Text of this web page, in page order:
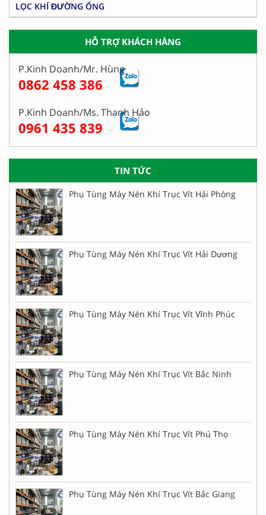
LỌC KHÍ ĐƯỜNG ỐNG
HỖ TRỢ KHÁCH HÀNG
P.Kinh Doanh/Mr. Hùng
0862 458 386
P.Kinh Doanh/Ms. Thanh Hảo
0961 435 839
TIN TỨC
Phụ Tùng Máy Nén Khí Trục Vít Hải Phòng
Phụ Tùng Máy Nén Khí Trục Vít Hải Dương
Phụ Tùng Máy Nén Khí Trục Vít Vĩnh Phúc
Phụ Tùng Máy Nén Khí Trục Vít Bắc Ninh
Phụ Tùng Máy Nén Khí Trục Vít Phú Thọ
Phụ Tùng Máy Nén Khí Trục Vít Bắc Giang